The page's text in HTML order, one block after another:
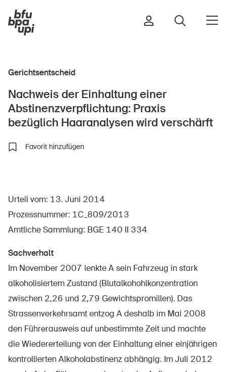
Sport & Bewegung
Gebäude & Anlagen
Über die BFU
Medien
Sinus Plus
Kampagnen
Gerichtsentscheid
Nachweis der Einhaltung einer
Abstinenzverpflichtung: Praxis
bezüglich Haaranalysen wird verschärft
Favorit hinzufügen
Urteil vom: 13. Juni 2014
Prozessnummer: 1C_809/2013
Amtliche Sammlung: BGE 140 II 334
Sachverhalt
Im November 2007 lenkte A sein Fahrzeug in stark
alkoholisiertem Zustand (Blutalkohohlkonzentration
zwischen 2,26 und 2,79 Gewichtspromillen). Das
Strassenverkehrsamt entzog A deshalb im Mai 2008
den Führerausweis auf unbestimmte Zeit und machte
die Wiedererteilung von der Einhaltung einer einjährigen
kontrollierten Alkoholabstinenz abhängig. Im Juli 2012